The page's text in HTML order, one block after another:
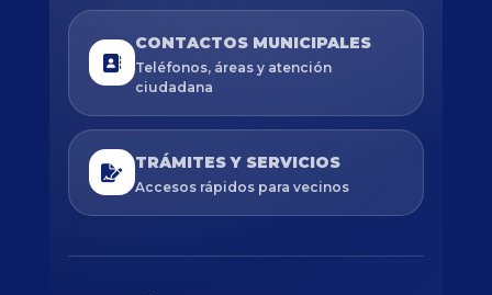
CONTACTOS MUNICIPALES
Teléfonos, áreas y atención
ciudadana
TRÁMITES Y SERVICIOS
Accesos rápidos para vecinos